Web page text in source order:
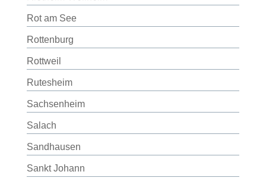
Rot am See
Rottenburg
Rottweil
Rutesheim
Sachsenheim
Salach
Sandhausen
Sankt Johann